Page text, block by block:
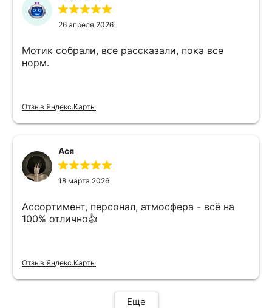
26 апреля 2026
Мотик собрали, все рассказали, пока все
норм.
Отзыв Яндекс.Карты
Ася
18 марта 2026
Ассортимент, персонал, атмосфера - всё на
100% отлично👍
Отзыв Яндекс.Карты
Еще